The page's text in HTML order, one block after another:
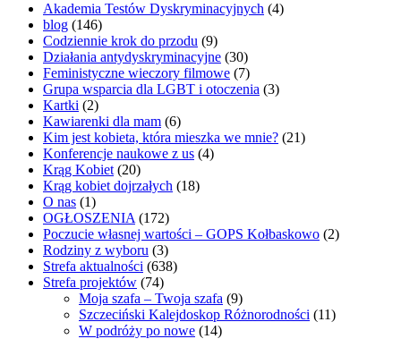
Akademia Testów Dyskryminacyjnych (4)
blog (146)
Codziennie krok do przodu (9)
Działania antydyskryminacyjne (30)
Feministyczne wieczory filmowe (7)
Grupa wsparcia dla LGBT i otoczenia (3)
Kartki (2)
Kawiarenki dla mam (6)
Kim jest kobieta, która mieszka we mnie? (21)
Konferencje naukowe z us (4)
Krąg Kobiet(20)
Krąg kobiet dojrzałych (18)
O nas (1)
OGŁOSZENIA(172)
Poczucie własnej wartości – GOPS Kołbaskowo (2)
Rodziny z wyboru (3)
Strefa aktualności (638)
Strefa projektów (74)
Moja szafa – Twoja szafa (9)
Szczeciński Kalejdoskop Różnorodności (11)
W podróży po nowe (14)